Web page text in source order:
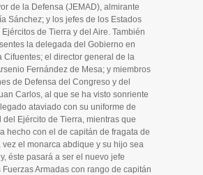
de la Defensa (JEMAD), almirante
Sánchez; y los jefes de los Estados
de Tierra y del Aire. También
la delegada del Gobierno en
Cifuentes; el director general de la
Fernández de Mesa; y miembros
de Defensa del Congreso y del
Carlos, al que se ha visto sonriente
ataviado con su uniforme de
Ejército de Tierra, mientras que
hecho con el de capitán de fragata de
vez el monarca abdique y su hijo sea
éste pasará a ser el nuevo jefe
Armadas con rango de capitán